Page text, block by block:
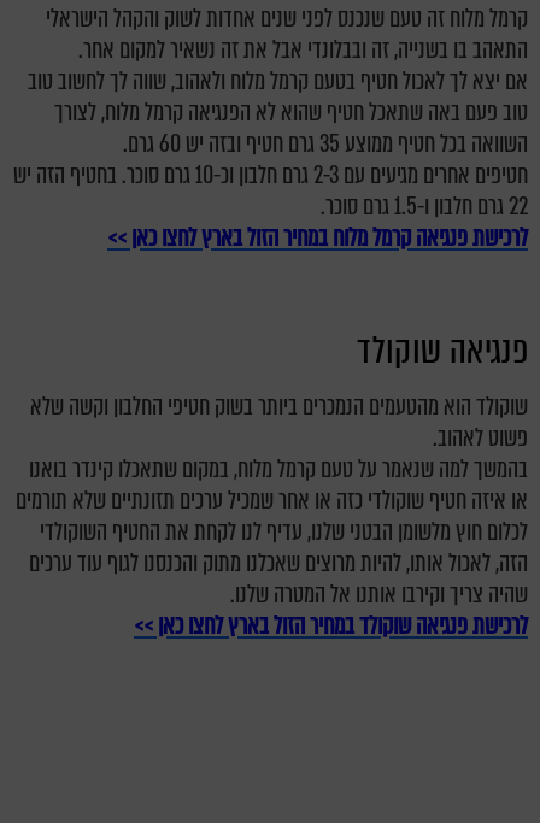
קרמל מלוח זה טעם שנכנס לפני שנים אחדות לשוק והקהל הישראלי
התאהב בו בשנייה, זה ובבלונדי אבל את זה נשאיר למקום אחר.
אם יצא לך לאכול חטיף בטעם קרמל מלוח ולאהוב, שווה לך לחשוב טוב
טוב פעם באה שתאכל חטיף שהוא לא הפנגיאה קרמל מלוח, לצורך
השוואה בכל חטיף ממוצע 35 גרם חטיף ובזה יש 60 גרם.
חטיפים אחרים מגיעים עם 2-3 גרם חלבון וכ-10 גרם סוכר. בחטיף הזה יש
22 גרם חלבון ו-1.5 גרם סוכר.
לרכישת פנגיאה קרמל מלוח במחיר הזול בארץ לחצו כאן >>
פנגיאה שוקולד
שוקולד הוא מהטעמים הנמכרים ביותר בשוק חטיפי החלבון וקשה שלא
פשוט לאהוב.
בהמשך למה שנאמר על טעם קרמל מלוח, במקום שתאכלו קינדר בואנו
או איזה חטיף שוקולדי כזה או אחר שמכיל ערכים תזונתיים שלא תורמים
לכלום חוץ מלשומן הבטני שלנו, עדיף לנו לקחת את החטיף השוקולדי
הזה, לאכול אותו, להיות מרוצים שאכלנו מתוק והכנסנו לגוף עוד ערכים
שהיה צריך וקירבו אותנו אל המטרה שלנו.
לרכישת פנגיאה שוקולד במחיר הזול בארץ לחצו כאן >>